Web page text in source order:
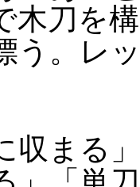
木刀を
う。レ
収まる」